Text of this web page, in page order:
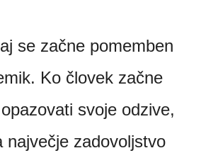
se začne pomemben
Ko človek začne
svoje odzive,
največje zadovoljstvo